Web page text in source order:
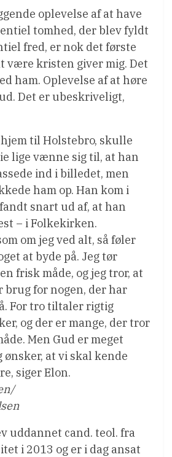
oplevelse af at have
tomhed, der blev fyldt
fred, er nok det første
være kristen giver mig. Det
ham. Oplevelse af at høre
Det er ubeskriveligt,
til Holstebro, skulle
lige vænne sig til, at han
ind i billedet, men
ham op. Han kom i
snart ud af, at han
– i Folkekirken.
om jeg ved alt, så føler
at byde på. Jeg tør
frisk måde, og jeg tror, at
for nogen, der har
For tro tiltaler rigtig
og der er mange, der tror
Men Gud er meget
ønsker, at vi skal kende
siger Elon.
uddannet cand. teol. fra
i 2013 og er i dag ansat